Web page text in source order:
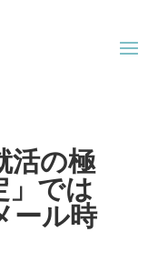
活の極
」では
ル時